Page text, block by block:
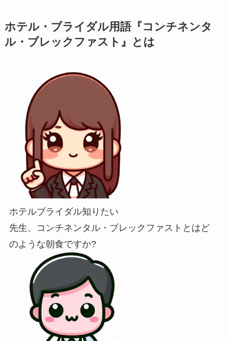
ホテル・ブライダル用語『コンチネンタ
ル・ブレックファスト』とは
ホテルブライダル知りたい
先生、コンチネンタル・ブレックファストとはど
のような朝食ですか?